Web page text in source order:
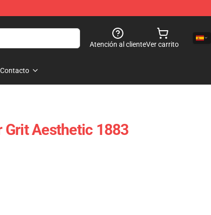
Atención al clienteVer carrito
Contacto
Grit Aesthetic 1883